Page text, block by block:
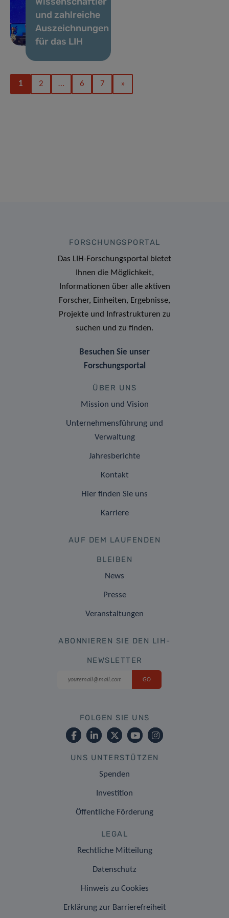
und zahlreiche
Auszeichnungen
für das LIH
1 2 … 6 7 »
FORSCHUNGSPORTAL
Das LIH-Forschungsportal bietet
Ihnen die Möglichkeit,
Informationen über alle aktiven
Forscher, Einheiten, Ergebnisse,
Projekte und Infrastrukturen zu
suchen und zu finden.
Besuchen Sie unser
Forschungsportal
ÜBER UNS
Mission und Vision
Unternehmensführung und
Verwaltung
Jahresberichte
Kontakt
Hier finden Sie uns
Karriere
AUF DEM LAUFENDEN
BLEIBEN
News
Presse
Veranstaltungen
ABONNIEREN SIE DEN LIH-
NEWSLETTER
FOLGEN SIE UNS
UNS UNTERSTÜTZEN
Spenden
Investition
Öffentliche Förderung
LEGAL
Rechtliche Mitteilung
Datenschutz
Hinweis zu Cookies
Erklärung zur Barrierefreiheit